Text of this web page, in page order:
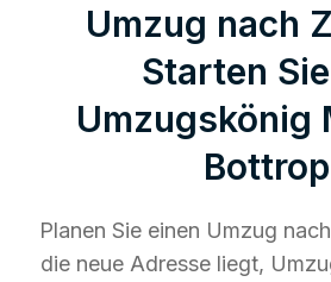
Umzug nach
Starten
Umzugskönig
Bottrop
Planen Sie einen Umzug
die neue Adresse liegt,